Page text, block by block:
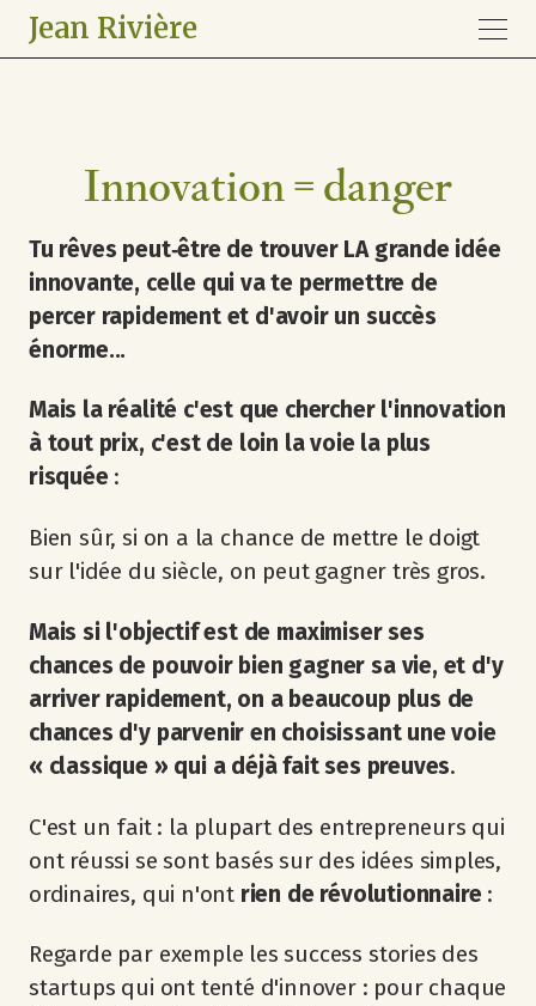
Jean Rivière
Innovation = danger
Tu rêves peut‐être de trouver LA grande idée
innovante, celle qui va te permettre de
percer rapidement et d'avoir un succès
énorme...
Mais la réalité c'est que chercher l'innovation
à tout prix, c'est de loin la voie la plus
risquée :
Bien sûr, si on a la chance de mettre le doigt
sur l'idée du siècle, on peut gagner très gros.
Mais si l'objectif est de maximiser ses
chances de pouvoir bien gagner sa vie, et d'y
arriver rapidement, on a beaucoup plus de
chances d'y parvenir en choisissant une voie
« classique » qui a déjà fait ses preuves.
C'est un fait : la plupart des entrepreneurs qui
ont réussi se sont basés sur des idées simples,
ordinaires, qui n'ont rien de révolutionnaire :
Regarde par exemple les success stories des
startups qui ont tenté d'innover : pour chaque